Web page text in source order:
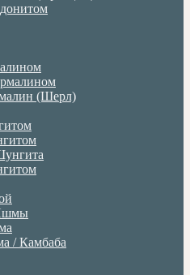
(Шерл)
/ Камбаба